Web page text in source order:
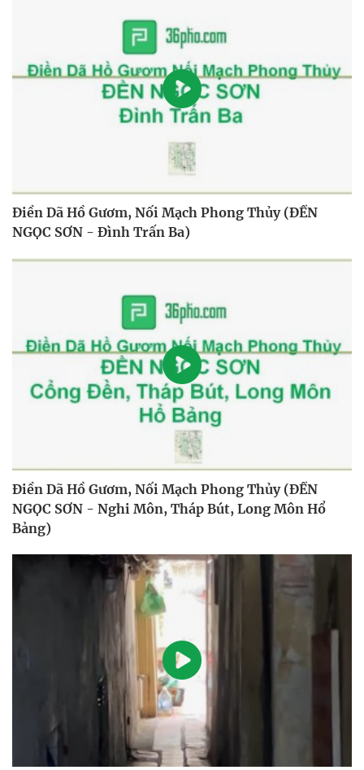
Điền Dã Hồ Gươm, Nối Mạch Phong Thủy (ĐỀN
NGỌC SƠN - Đình Trấn Ba)
Điền Dã Hồ Gươm, Nối Mạch Phong Thủy (ĐỀN
NGỌC SƠN - Nghi Môn, Tháp Bút, Long Môn Hổ
Bảng)